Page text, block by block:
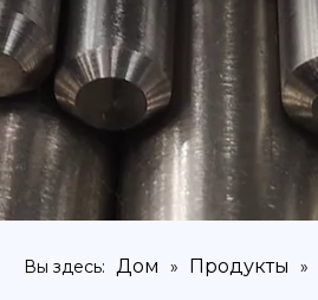
Вы здесь: Дом » Продукты »